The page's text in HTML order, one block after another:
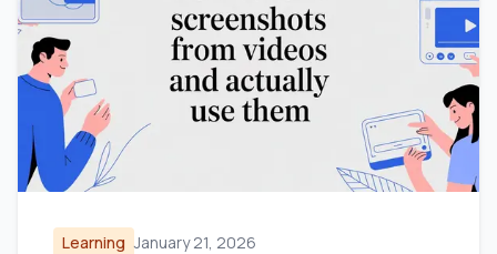
Learning January 21, 2026